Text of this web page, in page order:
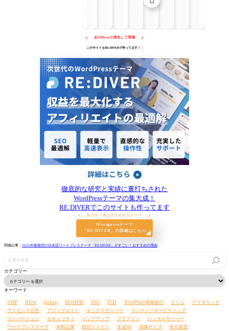
あのDiverが進化して登場
このサイトもRE:DIVERで作ってます！ 
徹底的な研究と実績に裏打ちされた
WordPressテーマの集大成！
RE:DIVERでこのサイトも作ってます
私が今一番おすすめするテーマ
Wordpressテーマ
「RE:DIVER」の詳細はこちら
関連記事： 2025年新発売の日本語ワードプレステーマ「RE:DIVER」がすごい！おすすめの理由
を
検
カテゴリー
キーワード
AMP Diver pickup SEO対策 SNS TCD WordPress簡単移行 さくら
アイキャッチ
アドセンス広告
アフィリエイト エックスサーバー
コンテンツマーケティング
コンバージョン
セキュリティ バックアップ プラグイン
レンタルサーバー
ワードプレステーマ
有料記事 独自ドメイン 生成AI 画像サイズ
表示速度